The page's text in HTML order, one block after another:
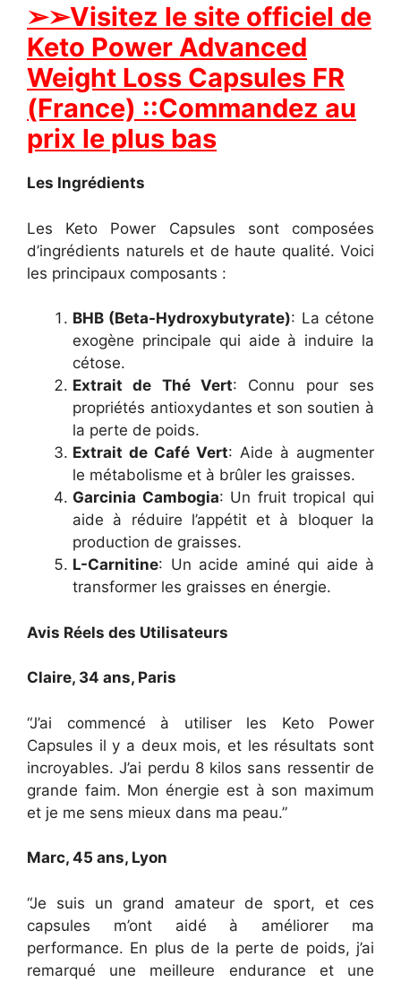
➢➢Visitez le site officiel de
Keto Power Advanced
Weight Loss Capsules FR
(France) ::Commandez au
prix le plus bas
Les Ingrédients
Les Keto Power Capsules sont composées
d’ingrédients naturels et de haute qualité. Voici
les principaux composants :
BHB (Beta-Hydroxybutyrate): La cétone
exogène principale qui aide à induire la
cétose.
Extrait de Thé Vert: Connu pour ses
propriétés antioxydantes et son soutien à
la perte de poids.
Extrait de Café Vert: Aide à augmenter
le métabolisme et à brûler les graisses.
Garcinia Cambogia: Un fruit tropical qui
aide à réduire l’appétit et à bloquer la
production de graisses.
L-Carnitine: Un acide aminé qui aide à
transformer les graisses en énergie.
Avis Réels des Utilisateurs
Claire, 34 ans, Paris
“J’ai commencé à utiliser les Keto Power
Capsules il y a deux mois, et les résultats sont
incroyables. J’ai perdu 8 kilos sans ressentir de
grande faim. Mon énergie est à son maximum
et je me sens mieux dans ma peau.”
Marc, 45 ans, Lyon
“Je suis un grand amateur de sport, et ces
capsules m’ont aidé à améliorer ma
performance. En plus de la perte de poids, j’ai
remarqué une meilleure endurance et une